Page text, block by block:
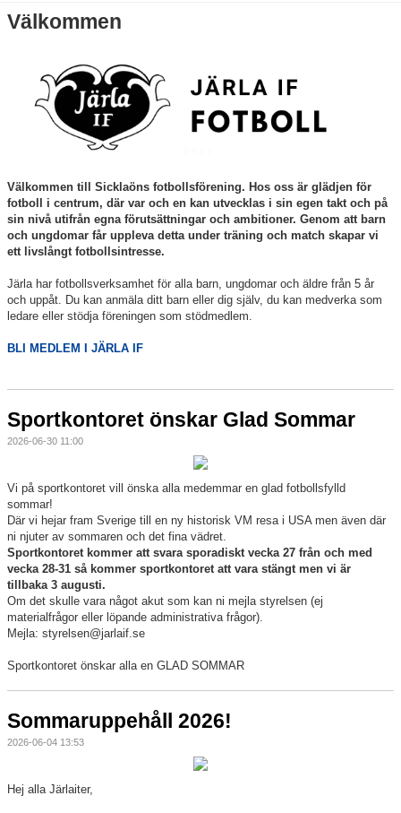
Verksamheten
Trygg förening
Vårdnadshavare
Sponsorer
Utbildningar
Stipendier
Styrelse och Årsmöte
Kalender
Välkommen
Välkommen till Sicklaöns fotbollsförening. Hos oss är glädjen för
fotboll i centrum, där var och en kan utvecklas i sin egen takt och på
sin nivå utifrån egna förutsättningar och ambitioner. Genom att barn
och ungdomar får uppleva detta under träning och match skapar vi
ett livslångt fotbollsintresse.
Järla har fotbollsverksamhet för alla barn, ungdomar och äldre från 5 år
och uppåt. Du kan anmäla ditt barn eller dig själv, du kan medverka som
ledare eller stödja föreningen som stödmedlem.
BLI MEDLEM I JÄRLA IF
Sportkontoret önskar Glad Sommar
2026-06-30 11:00
Vi på sportkontoret vill önska alla medemmar en glad fotbollsfylld
sommar!
Där vi hejar fram Sverige till en ny historisk VM resa i USA men även där
ni njuter av sommaren och det fina vädret.
Sportkontoret kommer att svara sporadiskt vecka 27 från och med
vecka 28-31 så kommer sportkontoret att vara stängt men vi är
tillbaka 3 augusti.
Om det skulle vara något akut som kan ni mejla styrelsen (ej
materialfrågor eller löpande administrativa frågor).
Mejla: styrelsen@jarlaif.se
Sportkontoret önskar alla en GLAD SOMMAR
Sommaruppehåll 2026!
2026-06-04 13:53
Hej alla Järlaiter,